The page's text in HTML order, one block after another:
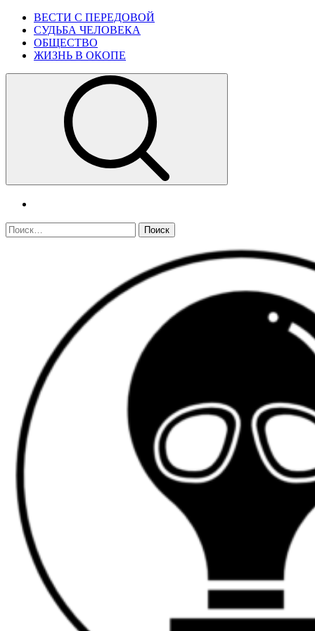
Skip
content
Primary
Menu
ВЕСТИ С ПЕРЕДОВОЙ
СУДЬБА ЧЕЛОВЕКА
ОБЩЕСТВО
ЖИЗНЬ В ОКОПЕ
Найти: